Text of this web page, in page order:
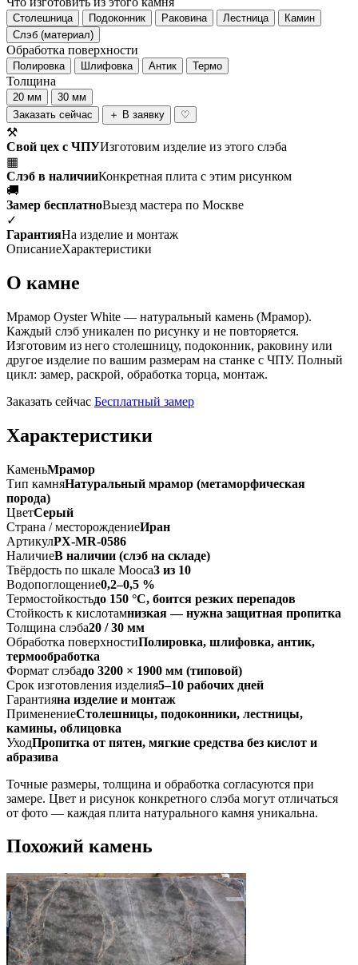
Столешница Подоконник Раковина Лестница
Камин
Слэб (материал)
Обработка поверхности
Полировка Шлифовка Антик Термо
Толщина
20 мм
30 мм
Заказать сейчас
＋ В заявку ♡
⚒
Свой цех с ЧПУИзготовим изделие из этого слэба
▦
Слэб в наличииКонкретная плита с этим рисунком
🚚
Замер бесплатноВыезд мастера по Москве
✓
ГарантияНа изделие и монтаж
ОписаниеХарактеристики
О камне
Мрамор Oyster White — натуральный камень (Мрамор).
Каждый слэб уникален по рисунку и не повторяется.
Изготовим из него столешницу, подоконник, раковину или
другое изделие по вашим размерам на станке с ЧПУ. Полный
цикл: замер, раскрой, обработка торца, монтаж.
Заказать сейчас Бесплатный замер
Характеристики
КаменьМрамор
Тип камняНатуральный мрамор (метаморфическая
порода)
ЦветСерый
Страна / месторождениеИран
АртикулPX-MR-0586
НаличиеВ наличии (слэб на складе)
Твёрдость по шкале Мооса3 из 10
Водопоглощение0,2–0,5 %
Термостойкостьдо 150 °C, боится резких перепадов
Стойкость к кислотамнизкая — нужна защитная пропитка
Толщина слэба20 / 30 мм
Обработка поверхностиПолировка, шлифовка, антик,
термообработка
Формат слэбадо 3200 × 1900 мм (типовой)
Срок изготовления изделия5–10 рабочих дней
Гарантияна изделие и монтаж
ПрименениеСтолешницы, подоконники, лестницы,
камины, облицовка
УходПропитка от пятен, мягкие средства без кислот и
абразива
Точные размеры, толщина и обработка согласуются при
замере. Цвет и рисунок конкретного слэба могут отличаться
от фото — каждая плита натурального камня уникальна.
Похожий камень